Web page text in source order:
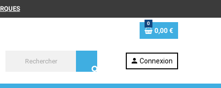
0
0,00 €
search
person Connexion